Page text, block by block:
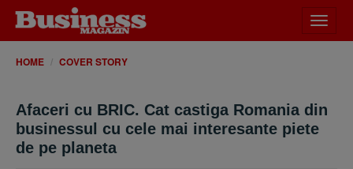
meniu
HOME COVER STORY
Afaceri cu BRIC. Cat castiga Romania din
businessul cu cele mai interesante piete
de pe planeta